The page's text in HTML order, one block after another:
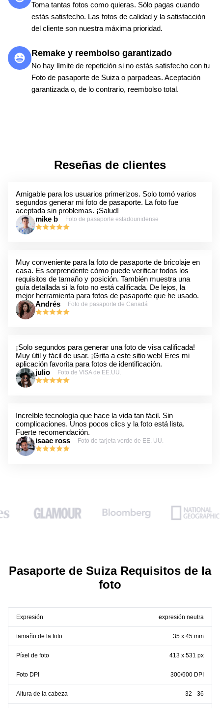
Toma tantas fotos como quieras. Sólo pagas cuando
estás satisfecho. Las fotos de calidad y la satisfacción
del cliente son nuestra máxima prioridad.
Remake y reembolso garantizado
No hay límite de repetición si no estás satisfecho con tu
Foto de pasaporte de Suiza o parpadeas. Aceptación
garantizada o, de lo contrario, reembolso total.
Reseñas de clientes
Amigable para los usuarios primerizos. Solo tomó varios
segundos generar mi foto de pasaporte. La foto fue
aceptada sin problemas. ¡Salud!
mike b
Foto de pasaporte estadounidense
Muy conveniente para la foto de pasaporte de bricolaje en
casa. Es sorprendente cómo puede verificar todos los
requisitos de tamaño y posición. También muestra una
guía detallada si la foto no está calificada. De lejos, la
mejor herramienta para fotos de pasaporte que he usado.
Andrés
Foto de pasaporte de Canadá
¡Solo segundos para generar una foto de visa calificada!
Muy útil y fácil de usar. ¡Grita a este sitio web! Eres mi
aplicación favorita para fotos de identificación.
julio
Foto de VISA de EE.UU.
Increíble tecnología que hace la vida tan fácil. Sin
complicaciones. Unos pocos clics y la foto está lista.
Fuerte recomendación.
isaac ross
Foto de tarjeta verde de EE. UU.
Pasaporte de Suiza Requisitos de la
foto
Expresión expresión neutra
tamaño de la foto 35 x 45 mm
Píxel de foto 413 x 531 px
Foto DPI 300/600 DPI
Altura de la cabeza 32 - 36